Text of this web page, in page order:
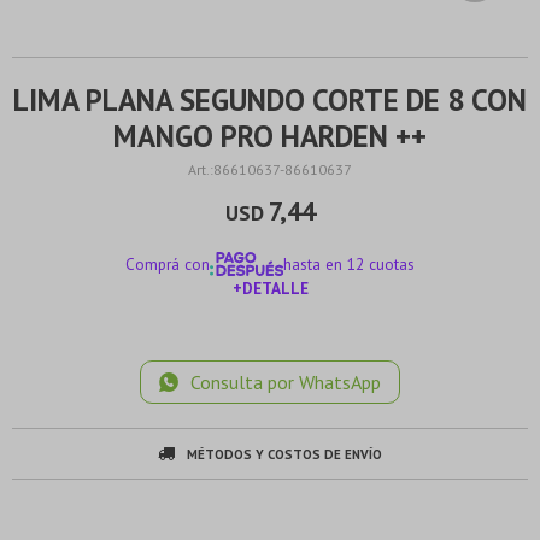
LIMA PLANA SEGUNDO CORTE DE 8 CON
MANGO PRO HARDEN ++
86610637-86610637
USD 7,44
Comprá con
hasta en 12 cuotas
+DETALLE
Consulta por WhatsApp
MÉTODOS Y COSTOS DE ENVÍO